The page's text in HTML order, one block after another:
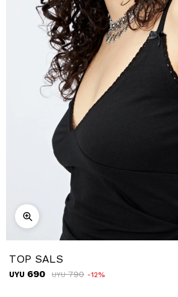
TOP SALS
UYU 690 UYU 790 12